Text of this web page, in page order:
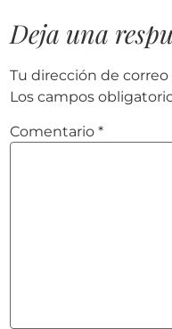
Deja una
Tu dirección de
Los campos
Comentario *